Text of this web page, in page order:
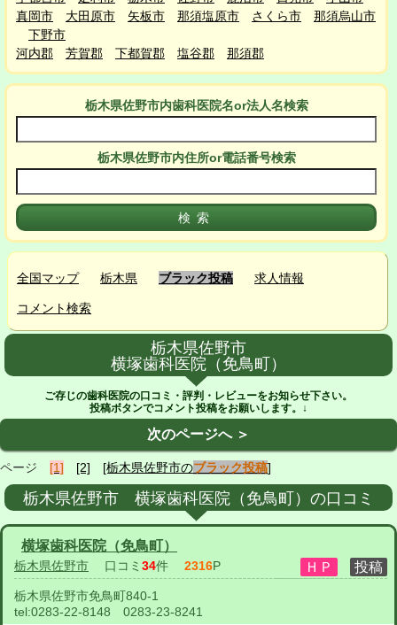
真岡市
大田原市 矢板市 那須塩原市 さくら市
那須烏山市
下野市
河内郡
芳賀郡 下都賀郡 塩谷郡 那須郡
栃木県佐野市内歯科医院名or法人名検索
栃木県佐野市内住所or電話番号検索
全国マップ 栃木県 ブラック投稿 求人情報
コメント検索
栃木県佐野市
横塚歯科医院（免鳥町）
ご存じの歯科医院の口コミ・評判・レビューをお知らせ下さい。
投稿ボタンでコメント投稿をお願いします。↓
次のページへ ＞
ページ [1] [2] [栃木県佐野市のブラック投稿]
栃木県佐野市 横塚歯科医院（免鳥町）の口コミ
横塚歯科医院（免鳥町）
栃木県佐野市 口コミ 34件 2316P
栃木県佐野市免鳥町840-1
tel:0283-22-8148 0283-23-8241